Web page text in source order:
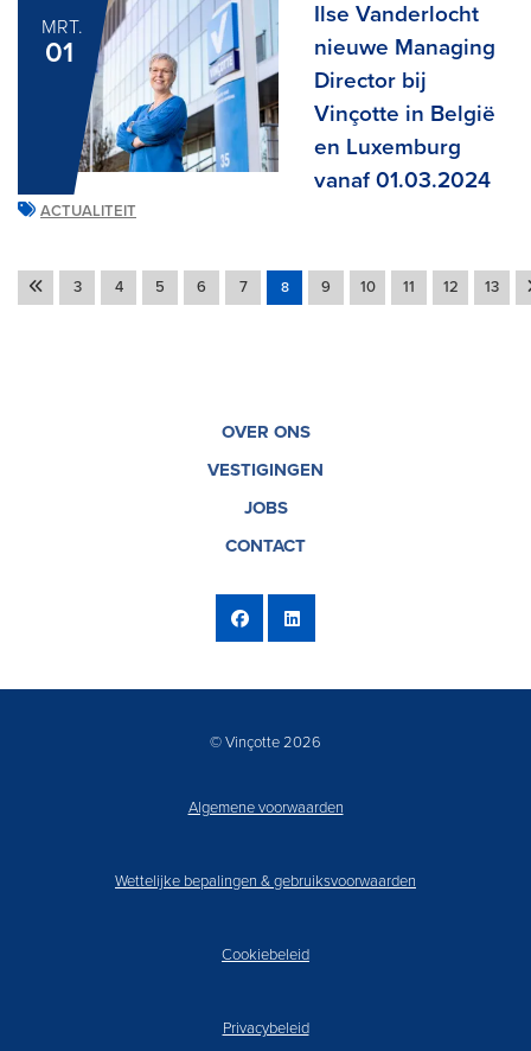
MRT.
01
Ilse Vanderlocht
nieuwe Managing
Director bij
Vinçotte in België
en Luxemburg
vanaf 01.03.2024
ACTUALITEIT
3 4 5 6 7 8 9 10 11 12 13
OVER ONS
VESTIGINGEN
JOBS
CONTACT
© Vinçotte 2026
Algemene voorwaarden
Wettelijke bepalingen & gebruiksvoorwaarden
Cookiebeleid
Privacybeleid